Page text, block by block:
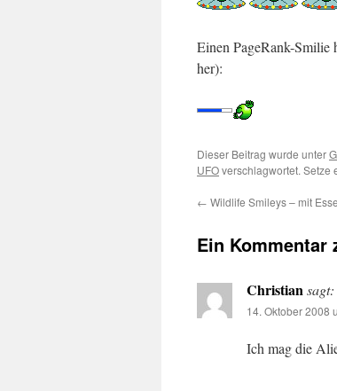
Einen PageRank-Smilie
her):
Dieser Beitrag wurde unter
UFOverschlagwortet. Setze
← Wildlife Smileys – mit
Ein Kommentar
Christiansagt:
14. Oktober 2008
Ich mag die